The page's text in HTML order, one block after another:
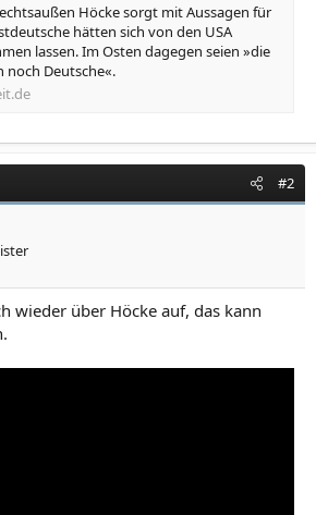
Höcke sorgt mit Aussagen für
hätten sich von den USA
lassen. Im Osten dagegen seien »die
noch Deutsche«.
#2
wieder über Höcke auf, das kann